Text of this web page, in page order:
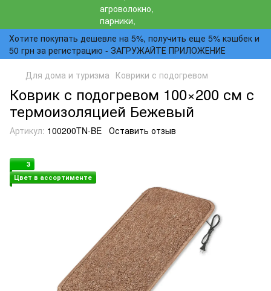
Хотите покупать дешевле на 5%, получить еще 5% кэшбек и
50 грн за регистрацию - ЗАГРУЖАЙТЕ ПРИЛОЖЕНИЕ
Для дома и туризма Коврики с подогревом
Коврик с подогревом 100×200 см с
термоизоляцией Бежевый
Артикул: 100200TN-BE Оставить отзыв
3
Цвет в ассортименте